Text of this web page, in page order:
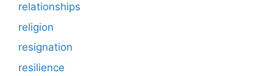
relationships
religion
resignation
resilience